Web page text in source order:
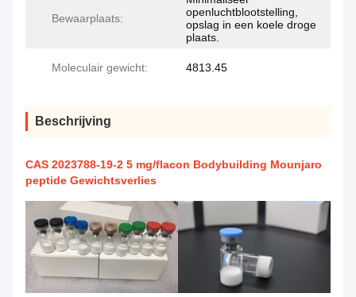
Bewaarplaats:
openluchtblootstelling,
opslag in een koele droge
plaats.
Moleculair gewicht: 4813.45
Beschrijving
CAS 2023788-19-2 5 mg/flacon Bodybuilding Mounjaro
peptide Gewichtsverlies